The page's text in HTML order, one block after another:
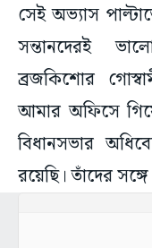
সেই অভ্যাস
সন্তানদেরই
ব্রজকিশোর
আমার অফিসে
বিধানসভার
রয়েছি। তাঁদের